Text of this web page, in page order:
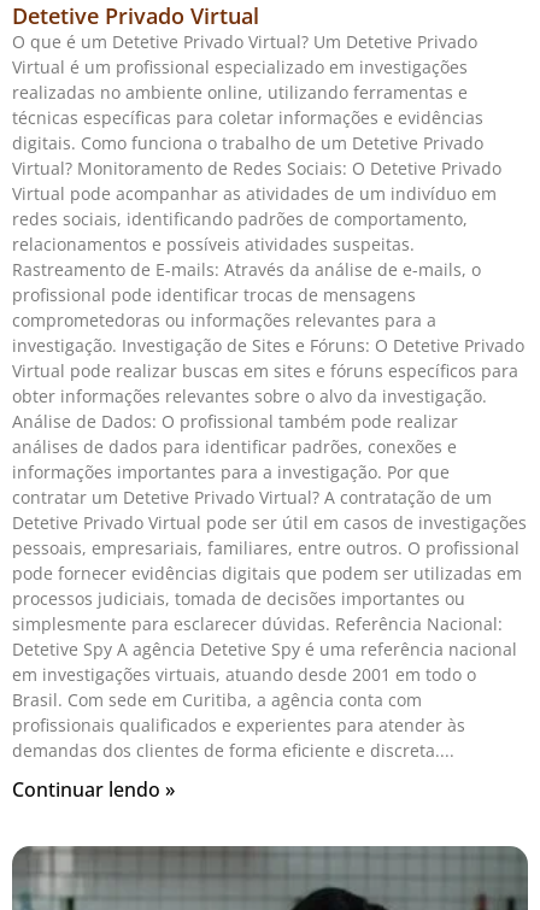
Detetive Privado Virtual
O que é um Detetive Privado Virtual? Um Detetive Privado
Virtual é um profissional especializado em investigações
realizadas no ambiente online, utilizando ferramentas e
técnicas específicas para coletar informações e evidências
digitais. Como funciona o trabalho de um Detetive Privado
Virtual? Monitoramento de Redes Sociais: O Detetive Privado
Virtual pode acompanhar as atividades de um indivíduo em
redes sociais, identificando padrões de comportamento,
relacionamentos e possíveis atividades suspeitas.
Rastreamento de E-mails: Através da análise de e-mails, o
profissional pode identificar trocas de mensagens
comprometedoras ou informações relevantes para a
investigação. Investigação de Sites e Fóruns: O Detetive Privado
Virtual pode realizar buscas em sites e fóruns específicos para
obter informações relevantes sobre o alvo da investigação.
Análise de Dados: O profissional também pode realizar
análises de dados para identificar padrões, conexões e
informações importantes para a investigação. Por que
contratar um Detetive Privado Virtual? A contratação de um
Detetive Privado Virtual pode ser útil em casos de investigações
pessoais, empresariais, familiares, entre outros. O profissional
pode fornecer evidências digitais que podem ser utilizadas em
processos judiciais, tomada de decisões importantes ou
simplesmente para esclarecer dúvidas. Referência Nacional:
Detetive Spy A agência Detetive Spy é uma referência nacional
em investigações virtuais, atuando desde 2001 em todo o
Brasil. Com sede em Curitiba, a agência conta com
profissionais qualificados e experientes para atender às
demandas dos clientes de forma eficiente e discreta.
Continuar lendo »